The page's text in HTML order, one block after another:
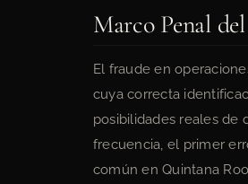
Marco Penal
El fraude en
cuya correcta
posibilidades reales de
frecuencia, el primer
común en Quintana